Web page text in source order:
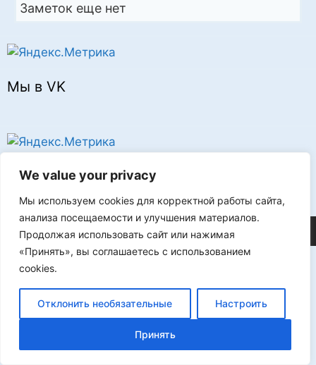
We value your privacy
Мы используем cookies для корректной работы сайта,
анализа посещаемости и улучшения материалов.
Продолжая использовать сайт или нажимая
«Принять», вы соглашаетесь с использованием
cookies.
Отклонить необязательные Настроить
Принять
Заметок еще нет
Мы в VK
Реклама
©2026 FLProg